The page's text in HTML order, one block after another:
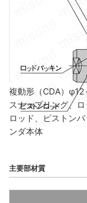
複動形（CDA）
スナップリング、
ロッド、ピストン
ンダ本体
主要部材質